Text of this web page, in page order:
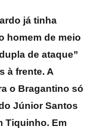
já tinha
homem de meio
de ataque”
à frente. A
o Bragantino só
Júnior Santos
Tiquinho. Em